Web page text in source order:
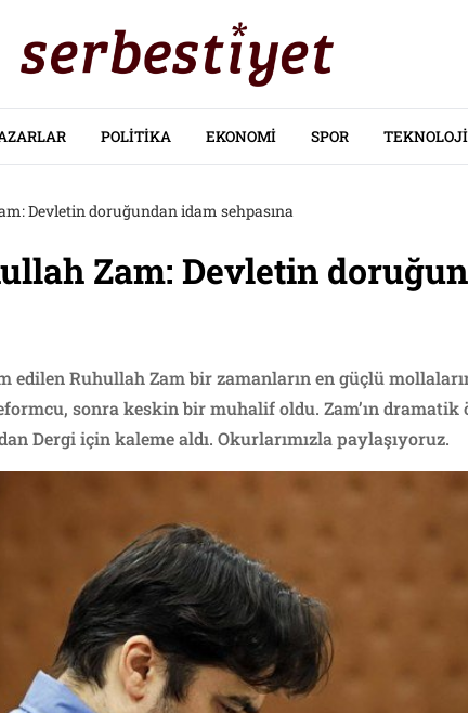
POLITIKA EKONOMI SPOR TEKNOLOJI
Devletin doruğundan idam sehpasına
Zam: Devletin
edilen Ruhullah Zam bir zamanların en güçlü
sonra keskin bir muhalif oldu. Zam’ın
Dergi için kaleme aldı. Okurlarımızla paylaşıyoruz.